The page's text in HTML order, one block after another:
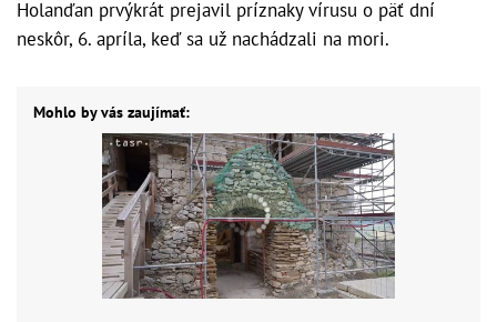
Holanďan prvýkrát prejavil príznaky vírusu o päť dní
neskôr, 6. apríla, keď sa už nachádzali na mori.
Mohlo by vás zaujímať: